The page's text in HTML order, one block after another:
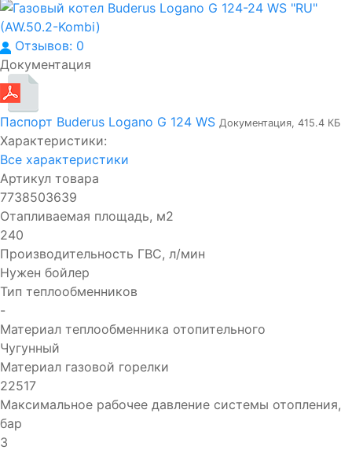
Отзывов: 0
Документация
Паспорт Buderus Logano G 124 WS Документация, 415.4 КБ
Характеристики:
Все характеристики
Артикул товара
7738503639
Отапливаемая площадь, м2
240
Производительность ГВC, л/мин
Нужен бойлер
Тип теплообменников
-
Материал теплообменника отопительного
Чугунный
Материал газовой горелки
22517
Максимальное рабочее давление системы отопления,
бар
3